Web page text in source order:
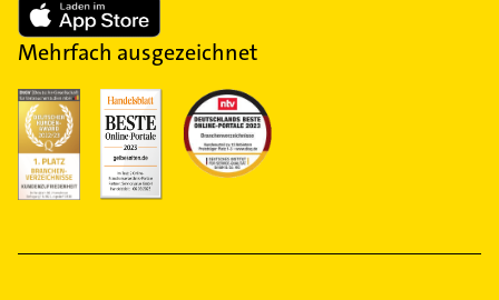
Mehrfach ausgezeichnet